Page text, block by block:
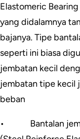
Elastomeric
yang didalamnya
bajanya. Tipe
seperti ini biasa
jembatan kecil
jembatan tipe kecil
beban
• Bantalan